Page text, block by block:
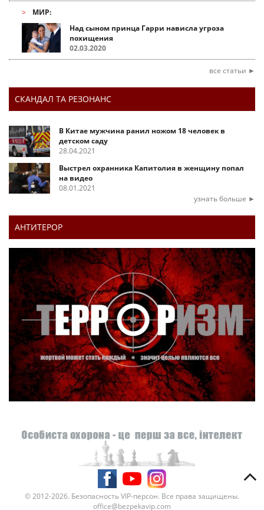
МИР:
Над сыном принца Гарри нависла угроза
похищения
02.03.2020
все статьи ►
СКАНДАЛ ТА РЕЗОНАНС
В Китае мужчина ранил ножом 18 человек в
детском саду
28.04.2021
Выстрел охранника Капитолия в женщину попал
на видео
08.01.2021
узнать больше ►
АНТИТЕРОР
© 2012-2026. Безопасность VIP-персон. Все права защищены.
office@bezpekavip.com